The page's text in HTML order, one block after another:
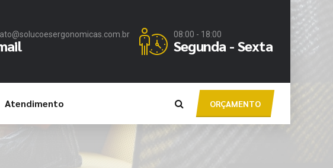
08:00 - 18:00
Segunda - Sexta
ORÇAMENTO
Atendimento